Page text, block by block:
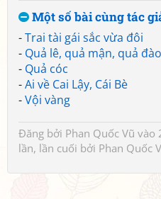
Một số bài cùng tác
-Trai tài gái sắc vừa đôi
- Quả lê, quả mận, quả đào
- Quả cóc
-Ai về Cai Lậy, Cái Bè
-Vội vàng
Đăng bởi Phan Quốc Vũ vào
lần, lần cuối bởi Phan Quốc